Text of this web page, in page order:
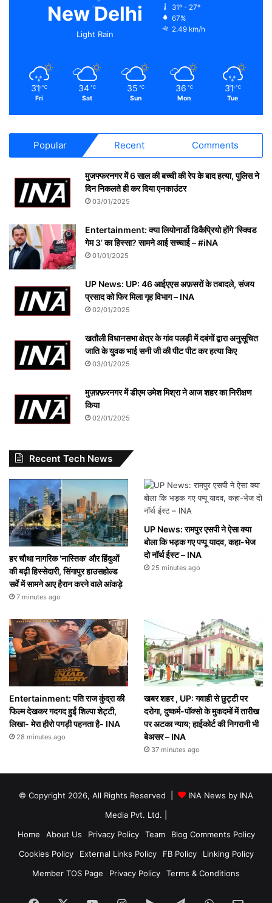
New Delhi
Light Rain
31º - 27º
67%
2.49 km/h
31 ℃
Fri
34 ℃
Sat
35 ℃
Sun
36 ℃
Mon
31 ℃
Tue
Popular Recent Comments
मुजफ्फरनगर में 6 साल की बच्ची की रेप के बाद हत्या, पुलिस ने
दिन निकलते ही कर दिया एनकाउंटर
03/01/2025
Entertainment: क्या लियोनार्डो डिकैप्रियो होंगे ‘स्क्विड
गेम 3’ का हिस्सा? सामने आई सच्चाई – #iNA
01/01/2025
UP News: UP: 46 आईएएस अफ़सरों के तबादले, संजय
प्रसाद को फिर मिला गृह विभाग – INA
02/01/2025
खतौली विधानसभा क्षेत्र के गांव पलड़ी में दबंगों द्वारा अनुसूचित
जाति के युवक भाई सनी जी की पीट पीट कर हत्या किए
03/01/2025
मुज़फ़्फ़रनगर में डीएम उमेश मिश्रा ने आज शहर का निरीक्षण
किया
02/01/2025
Recent Tech News
हर चौथा नागरिक 'नास्तिक' और हिंदुओं
की बढ़ी हिस्सेदारी, सिंगापुर हाउसहोल्ड
सर्वे में सामने आए हैरान करने वाले आंकड़े
7 minutes ago
UP News: रामपुर एसपी ने ऐसा क्या
बोला कि भड़क गए पप्पू यादव, कहा-भेज
दो नॉर्थ ईस्ट – INA
25 minutes ago
Entertainment: पति राज कुंद्रा की
फिल्म देखकर गदगद हुईं शिल्पा शेट्टी,
लिखा- मेरा हीरो पगड़ी पहनता है- INA
28 minutes ago
खबर शहर , UP: गवाही से छुट्टी पर
दरोगा, दुष्कर्म-पॉक्सो के मुकदमों में तारीख
पर अटका न्याय; हाईकोर्ट की निगरानी भी
बेअसर – INA
37 minutes ago
© Copyright 2026, All Rights Reserved |
INA News by INA
Media Pvt. Ltd.
Home
About Us Privacy Policy Team
Blog Comments Policy
Cookies Policy
External Links Policy FB Policy
Linking Policy
Member TOS Page
Privacy Policy Terms & Conditions